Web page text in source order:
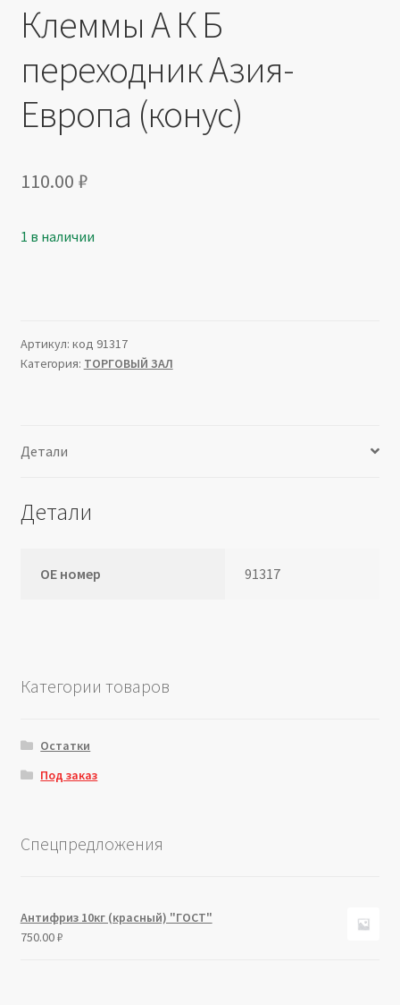
Клеммы А К Б
переходник Азия-
Европа (конус)
110.00 ₽
1 в наличии
Артикул: код 91317
Категория: ТОРГОВЫЙ ЗАЛ
Детали
Детали
ОЕ номер 91317
Категории товаров
Остатки
Под заказ
Спецпредложения
Антифриз 10кг (красный) "ГОСТ"
750.00₽